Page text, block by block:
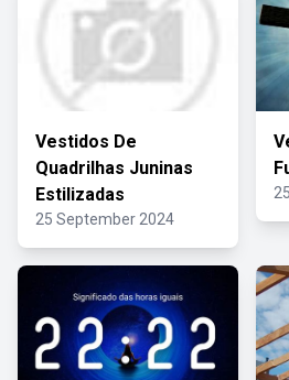
Vestidos De
Quadrilhas Juninas
Estilizadas
25 September 2024